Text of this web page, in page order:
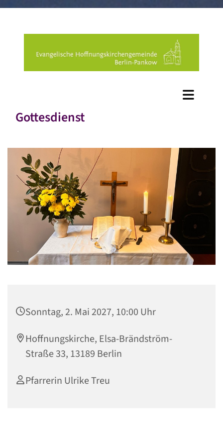
Gottesdienst
Sonntag, 2. Mai 2027, 10:00 Uhr
Hoffnungskirche, Elsa-Brändström-
Straße 33, 13189 Berlin
Pfarrerin Ulrike Treu